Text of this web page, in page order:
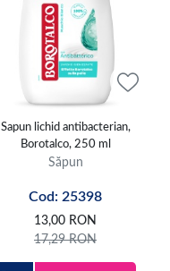
Sapun lichid antibacterian,
Borotalco, 250 ml
Săpun
Cod: 25398
13,00 RON
17,29RON